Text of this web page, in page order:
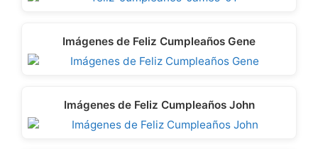
Imágenes de Feliz Cumpleaños Gene
Imágenes de Feliz Cumpleaños John